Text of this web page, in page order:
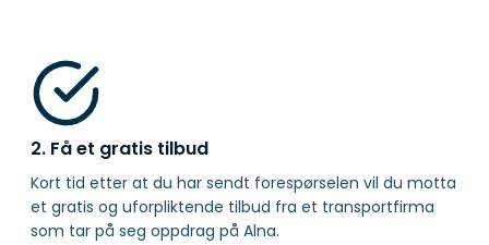
2. Få et gratis tilbud
Kort tid etter at du har sendt forespørselen vil du motta
et gratis og uforpliktende tilbud fra et transportfirma
som tar på seg oppdrag på Alna.